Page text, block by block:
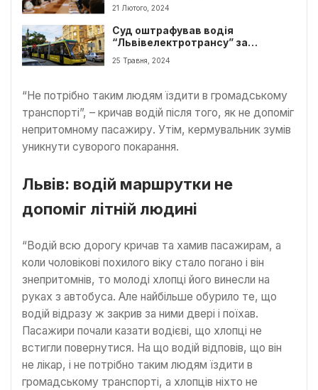
рад
21 Лютого, 2024
Суд оштрафував водія
“Львівелектротрансу” за
подвійну ДТП
25 Травня, 2024
“Не потрібно таким людям їздити в громадському
транспорті”, – кричав водій після того, як не допоміг
непритомному пасажиру. Утім, кермувальник зумів
уникнути суворого покарання.
Львів: водій маршрутки не
допоміг літній людині
“Водій всю дорогу кричав та хамив пасажирам, а
коли чоловікові похилого віку стало погано і він
знепритомнів, то молоді хлопці його винесли на
руках з автобуса. Але найбільше обурило те, що
водій відразу ж закрив за ними двері і поїхав.
Пасажири почали казати водієві, що хлопці не
встигли повернутися. На що водій відповів, що він
не лікар, і не потрібно таким людям їздити в
громадському транспорті, а хлопців ніхто не